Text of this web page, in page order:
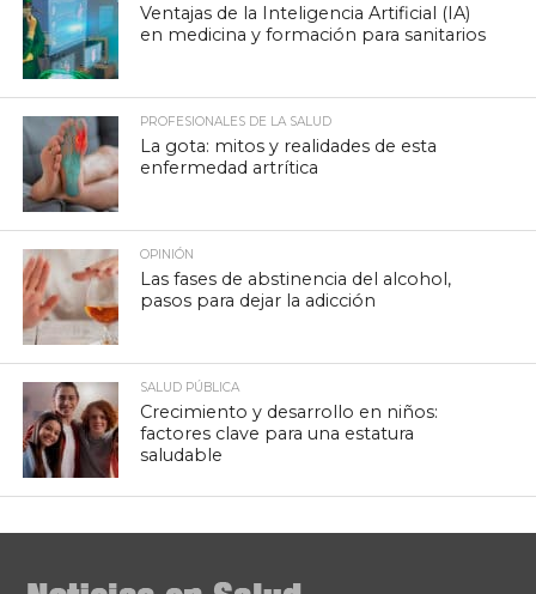
Ventajas de la Inteligencia Artificial (IA)
en medicina y formación para sanitarios
PROFESIONALES DE LA SALUD
La gota: mitos y realidades de esta
enfermedad artrítica
OPINIÓN
Las fases de abstinencia del alcohol,
pasos para dejar la adicción
SALUD PÚBLICA
Crecimiento y desarrollo en niños:
factores clave para una estatura
saludable